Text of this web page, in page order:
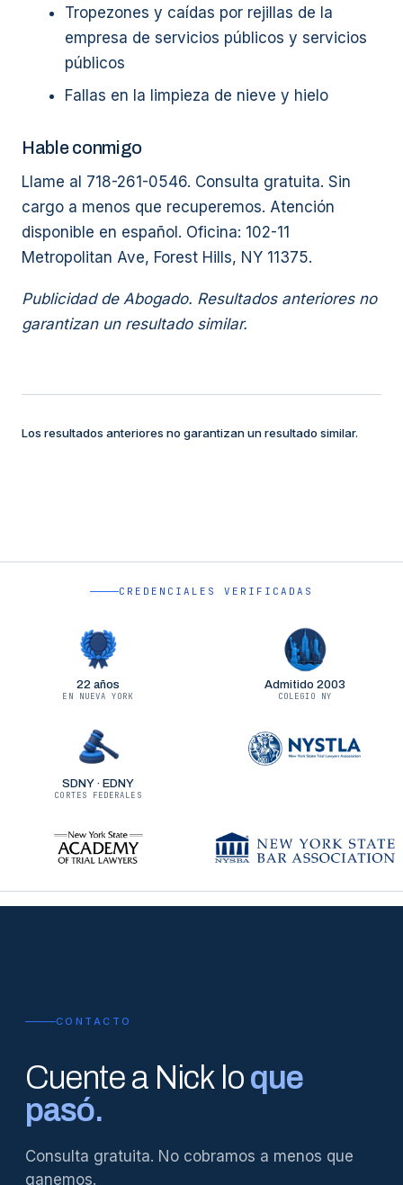
Tropezones y caídas por rejillas de la
empresa de servicios públicos y servicios
públicos
Fallas en la limpieza de nieve y hielo
Hable conmigo
Llame al 718-261-0546. Consulta gratuita. Sin
cargo a menos que recuperemos. Atención
disponible en español. Oficina: 102-11
Metropolitan Ave, Forest Hills, NY 11375.
Publicidad de Abogado. Resultados anteriores no
garantizan un resultado similar.
Los resultados anteriores no garantizan un resultado similar.
CREDENCIALES VERIFICADAS
22 años
EN NUEVA YORK
Admitido 2003
COLEGIO NY
SDNY · EDNY
CORTES FEDERALES
CONTACTO
Cuente a Nick lo que
pasó.
Consulta gratuita. No cobramos a menos que
ganemos.